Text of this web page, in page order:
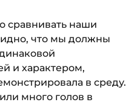
сравнивать наши
что мы должны
и характером,
в среду.
много голов в